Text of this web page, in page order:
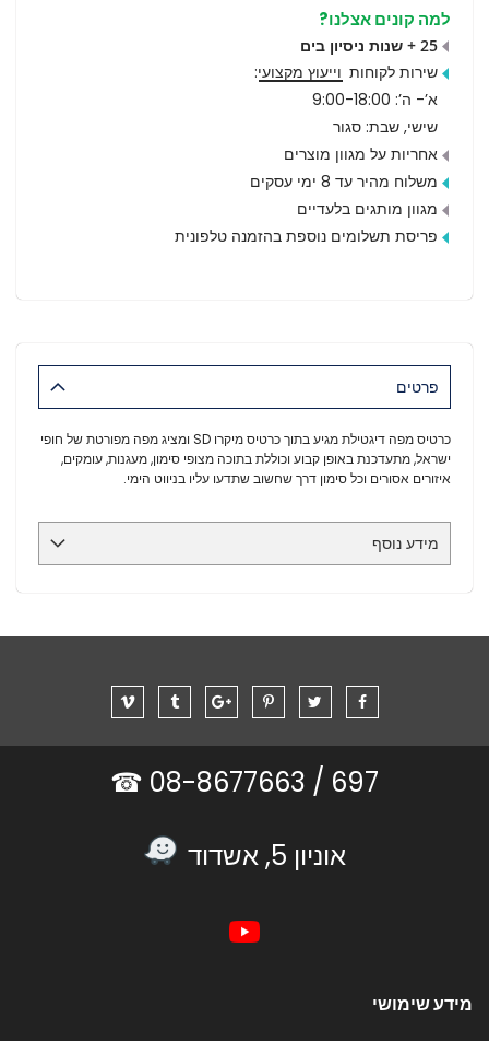
למה קונים אצלנו?
25 + שנות ניסיון בים
שירות לקוחות וייעוץ מקצועי:
א’- ה’: 9:00-18:00
שישי, שבת: סגור
אחריות על מגוון מוצרים
משלוח מהיר עד 8 ימי עסקים
מגוון מותגים בלעדיים
פריסת תשלומים נוספת בהזמנה טלפונית
פרטים
כרטיס מפה דיגטילת מגיע בתוך כרטיס מיקרו SD ומציג מפה מפורטת של חופי
ישראל, מתעדכנת באופן קבוע וכוללת בתוכה מצופי סימון, מעגנות, עומקים,
איזורים אסורים וכל סימון דרך שחשוב שתדעו עליו בניווט הימי.
מידע נוסף
697 /
אוניון 5, אשדוד
מידע שימושי